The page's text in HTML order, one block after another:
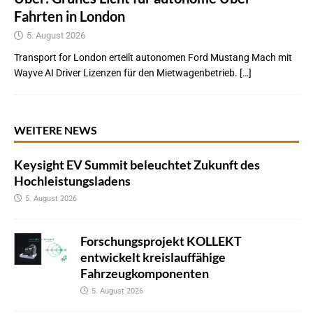
Fahrten in London
5. August 2026
Transport for London erteilt autonomen Ford Mustang Mach mit
Wayve AI Driver Lizenzen für den Mietwagenbetrieb. […]
WEITERE NEWS
Keysight EV Summit beleuchtet Zukunft des
Hochleistungsladens
5. August 2026
Forschungsprojekt KOLLEKT
entwickelt kreislauffähige
Fahrzeugkomponenten
5. August 2026